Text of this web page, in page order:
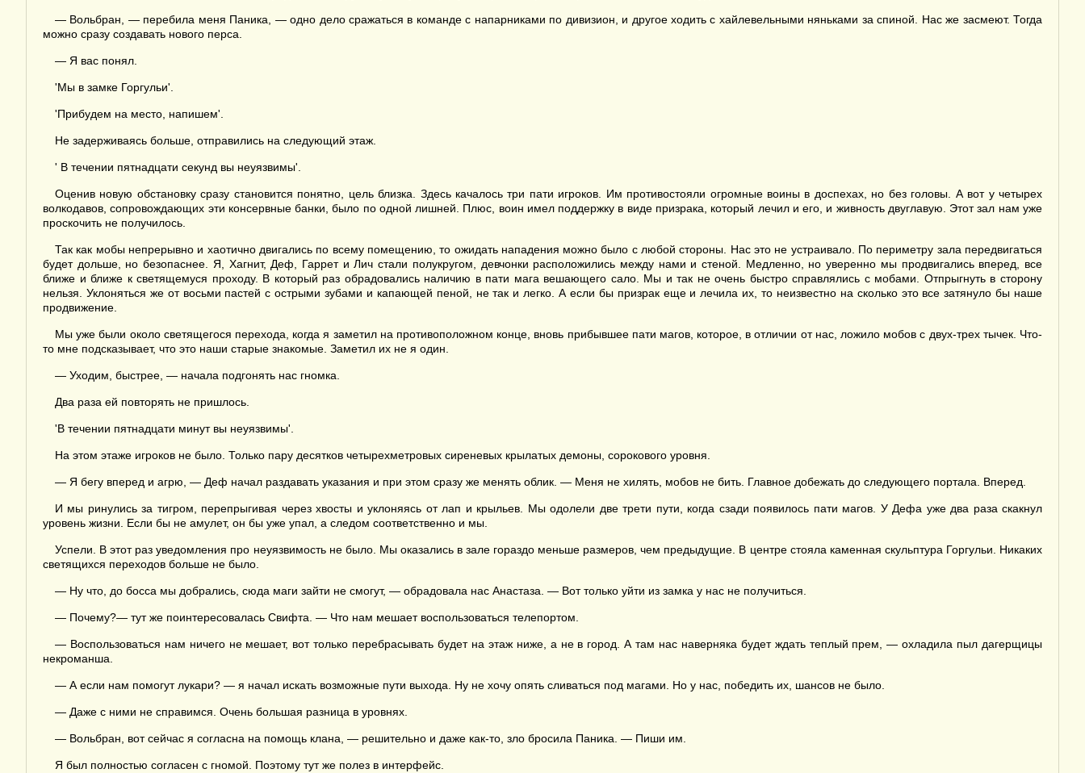
— Вольбран, — перебила меня Паника, — одно дело сражаться в команде с напарниками по дивизион, и другое ходить с хайлевельными няньками за спиной. Нас же засмеют. Тогда
можно сразу создавать нового перса.
— Я вас понял.
'Мы в замке Горгульи'.
'Прибудем на место, напишем'.
Не задерживаясь больше, отправились на следующий этаж.
' В течении пятнадцати секунд вы неуязвимы'.
Оценив новую обстановку сразу становится понятно, цель близка. Здесь качалось три пати игроков. Им противостояли огромные воины в доспехах, но без головы. А вот у четырех
волкодавов, сопровождающих эти консервные банки, было по одной лишней. Плюс, воин имел поддержку в виде призрака, который лечил и его, и живность двуглавую. Этот зал нам уже
проскочить не получилось.
Так как мобы непрерывно и хаотично двигались по всему помещению, то ожидать нападения можно было с любой стороны. Нас это не устраивало. По периметру зала передвигаться
будет дольше, но безопаснее. Я, Хагнит, Деф, Гаррет и Лич стали полукругом, девчонки расположились между нами и стеной. Медленно, но уверенно мы продвигались вперед, все
ближе и ближе к светящемуся проходу. В который раз обрадовались наличию в пати мага вешающего сало. Мы и так не очень быстро справлялись с мобами. Отпрыгнуть в сторону
нельзя. Уклоняться же от восьми пастей с острыми зубами и капающей пеной, не так и легко. А если бы призрак еще и лечила их, то неизвестно на сколько это все затянуло бы наше
продвижение.
Мы уже были около светящегося перехода, когда я заметил на противоположном конце, вновь прибывшее пати магов, которое, в отличии от нас, ложило мобов с двух-трех тычек. Что-
то мне подсказывает, что это наши старые знакомые. Заметил их не я один.
— Уходим, быстрее, — начала подгонять нас гномка.
Два раза ей повторять не пришлось.
'В течении пятнадцати минут вы неуязвимы'.
На этом этаже игроков не было. Только пару десятков четырехметровых сиреневых крылатых демоны, сорокового уровня.
— Я бегу вперед и агрю, — Деф начал раздавать указания и при этом сразу же менять облик. — Меня не хилять, мобов не бить. Главное добежать до следующего портала. Вперед.
И мы ринулись за тигром, перепрыгивая через хвосты и уклоняясь от лап и крыльев. Мы одолели две трети пути, когда сзади появилось пати магов. У Дефа уже два раза скакнул
уровень жизни. Если бы не амулет, он бы уже упал, а следом соответственно и мы.
Успели. В этот раз уведомления про неуязвимость не было. Мы оказались в зале гораздо меньше размеров, чем предыдущие. В центре стояла каменная скульптура Горгульи. Никаких
светящихся переходов больше не было.
— Ну что, до босса мы добрались, сюда маги зайти не смогут, — обрадовала нас Анастаза. — Вот только уйти из замка у нас не получиться.
— Почему?— тут же поинтересовалась Свифта. — Что нам мешает воспользоваться телепортом.
— Воспользоваться нам ничего не мешает, вот только перебрасывать будет на этаж ниже, а не в город. А там нас наверняка будет ждать теплый прем, — охладила пыл дагерщицы
некроманша.
— А если нам помогут лукари? — я начал искать возможные пути выхода. Ну не хочу опять сливаться под магами. Но у нас, победить их, шансов не было.
— Даже с ними не справимся. Очень большая разница в уровнях.
— Вольбран, вот сейчас я согласна на помощь клана, — решительно и даже как-то, зло бросила Паника. — Пиши им.
Я был полностью согласен с гномой. Поэтому тут же полез в интерфейс.